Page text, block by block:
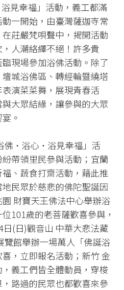
見幸福」活動，義工都滿
一開始，由臺灣薩迦寺常
莊嚴梵唄聲中，揭開活動
人潮絡繹不絕！許多貴
現場參加浴佛活動。除了
城浴佛區、轉經輪暨繞塔
演菜菜舞，展現青春活
大眾結緣，讓參與的大眾
。
佛·浴心·浴見幸福」活
帶領里民參與活動；宜蘭
、蔬食打齋活動，藉此推
民眾於慈悲的佛陀聖誕因
財寶天王佛法中心舉辦浴
101歲的老菩薩歡喜參與，
(日)觀音山 中華大悲法藏
覽館舉辦一場萬人「佛誕浴
，立即報名活動；新竹 金
義工們皆全體動員，穿梭
路過的民眾也都歡喜來參